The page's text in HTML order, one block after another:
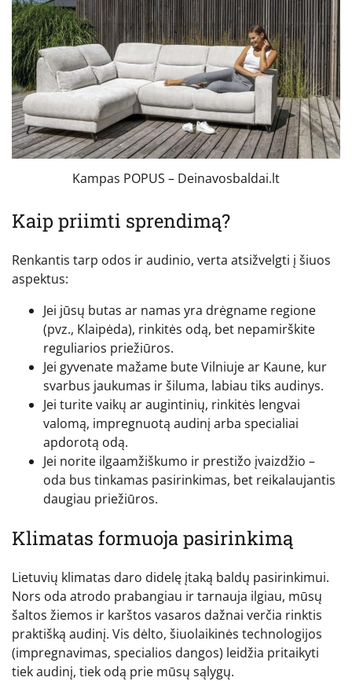
Kampas POPUS – Deinavosbaldai.lt
Kaip priimti sprendimą?
Renkantis tarp odos ir audinio, verta atsižvelgti į šiuos
aspektus:
Jei jūsų butas ar namas yra drėgname regione
(pvz., Klaipėda), rinkitės odą, bet nepamirškite
reguliarios priežiūros.
Jei gyvenate mažame bute Vilniuje ar Kaune, kur
svarbus jaukumas ir šiluma, labiau tiks audinys.
Jei turite vaikų ar augintinių, rinkitės lengvai
valomą, impregnuotą audinį arba specialiai
apdorotą odą.
Jei norite ilgaamžiškumo ir prestižo įvaizdžio –
oda bus tinkamas pasirinkimas, bet reikalaujantis
daugiau priežiūros.
Klimatas formuoja pasirinkimą
Lietuvių klimatas daro didelę įtaką baldų pasirinkimui.
Nors oda atrodo prabangiau ir tarnauja ilgiau, mūsų
šaltos žiemos ir karštos vasaros dažnai verčia rinktis
praktišką audinį. Vis dėlto, šiuolaikinės technologijos
(impregnavimas, specialios dangos) leidžia pritaikyti
tiek audinį, tiek odą prie mūsų sąlygų.